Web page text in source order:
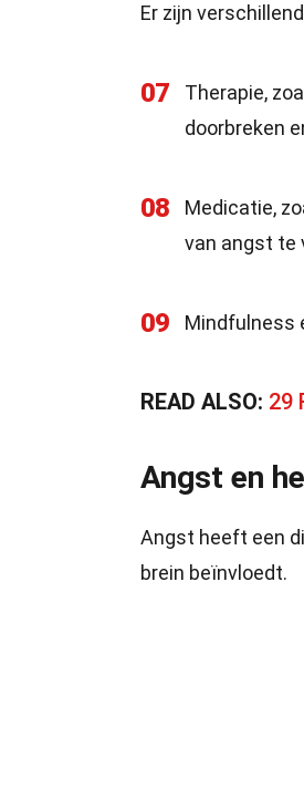
Er zijn
07
Therapie,
doorbreken
08
Medicatie,
van angst te
09 Mindfulness
READ ALSO: 29
Angst en
Angst heeft een
brein beïnvloedt.